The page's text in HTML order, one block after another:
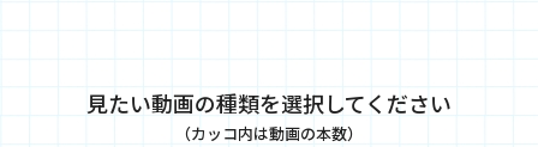
見たい動画の種類を選択してください
（カッコ内は動画の本数）